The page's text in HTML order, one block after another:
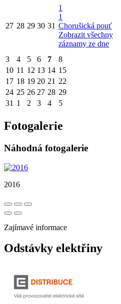
27 28 29 30 31
1
1
Chorušická pouť
Zobrazit všechny
záznamy ze dne
3
4 5 6 7 8
10 11 12 13 14 15
17 18 19 20 21 22
24 25 26 27 28 29
31 1 2 3 4 5
Fotogalerie
Náhodná fotogalerie
2016
Zajímavé informace
Odstávky elektřiny